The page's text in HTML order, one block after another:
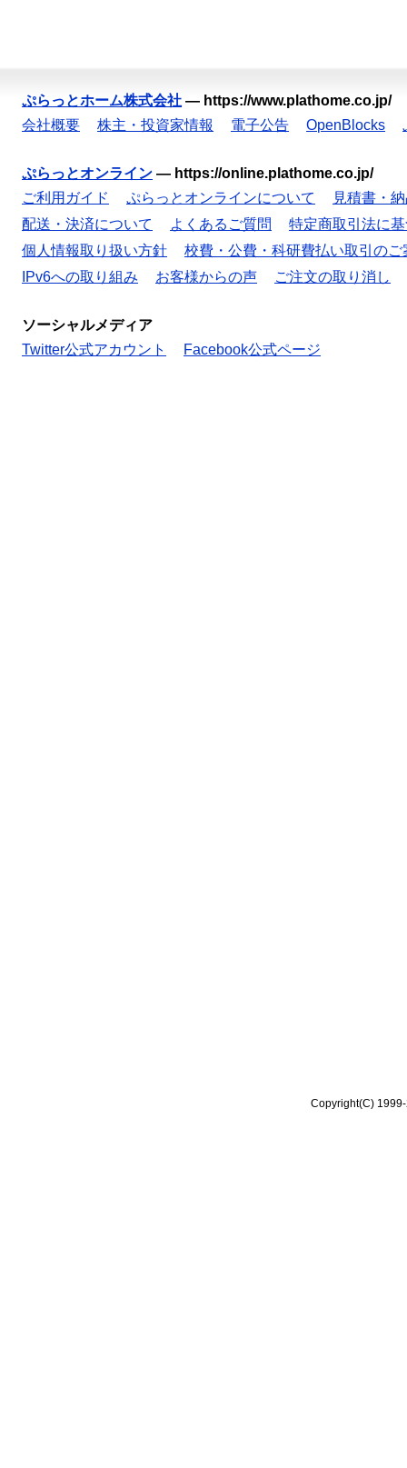
ぷらっとホーム株式会社 — https://www.plathome.co.jp/
会社概要
株主・投資家情報 電子公告 OpenBlocks
ぷらっとオンライン — https://online.plathome.co.jp/
ご利用ガイド
ぷらっとオンラインについて
見積書・
配送・決済について
よくあるご質問
特定商取引法に
個人情報取り扱い方針
校費・公費・科研費払い取引のご
IPv6への取り組み
お客様からの声 ご注文の取り消し
ソーシャルメディア
Twitter公式アカウント
Facebook公式ページ
Copyright(C)